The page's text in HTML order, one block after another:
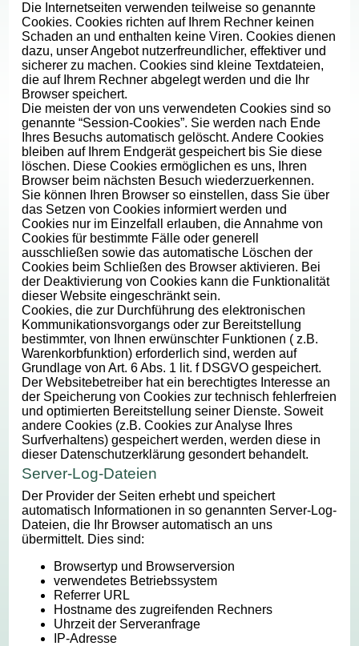
Die Internetseiten verwenden teilweise so genannte
Cookies. Cookies richten auf Ihrem Rechner keinen
Schaden an und enthalten keine Viren. Cookies dienen
dazu, unser Angebot nutzerfreundlicher, effektiver und
sicherer zu machen. Cookies sind kleine Textdateien,
die auf Ihrem Rechner abgelegt werden und die Ihr
Browser speichert.
Die meisten der von uns verwendeten Cookies sind so
genannte “Session-Cookies”. Sie werden nach Ende
Ihres Besuchs automatisch gelöscht. Andere Cookies
bleiben auf Ihrem Endgerät gespeichert bis Sie diese
löschen. Diese Cookies ermöglichen es uns, Ihren
Browser beim nächsten Besuch wiederzuerkennen.
Sie können Ihren Browser so einstellen, dass Sie über
das Setzen von Cookies informiert werden und
Cookies nur im Einzelfall erlauben, die Annahme von
Cookies für bestimmte Fälle oder generell
ausschließen sowie das automatische Löschen der
Cookies beim Schließen des Browser aktivieren. Bei
der Deaktivierung von Cookies kann die Funktionalität
dieser Website eingeschränkt sein.
Cookies, die zur Durchführung des elektronischen
Kommunikationsvorgangs oder zur Bereitstellung
bestimmter, von Ihnen erwünschter Funktionen ( z.B.
Warenkorbfunktion) erforderlich sind, werden auf
Grundlage von Art. 6 Abs. 1 lit. f DSGVO gespeichert.
Der Websitebetreiber hat ein berechtigtes Interesse an
der Speicherung von Cookies zur technisch fehlerfreien
und optimierten Bereitstellung seiner Dienste. Soweit
andere Cookies (z.B. Cookies zur Analyse Ihres
Surfverhaltens) gespeichert werden, werden diese in
dieser Datenschutzerklärung gesondert behandelt.
Server-Log-Dateien
Der Provider der Seiten erhebt und speichert
automatisch Informationen in so genannten Server-Log-
Dateien, die Ihr Browser automatisch an uns
übermittelt. Dies sind:
Browsertyp und Browserversion
verwendetes Betriebssystem
Referrer URL
Hostname des zugreifenden Rechners
Uhrzeit der Serveranfrage
IP-Adresse